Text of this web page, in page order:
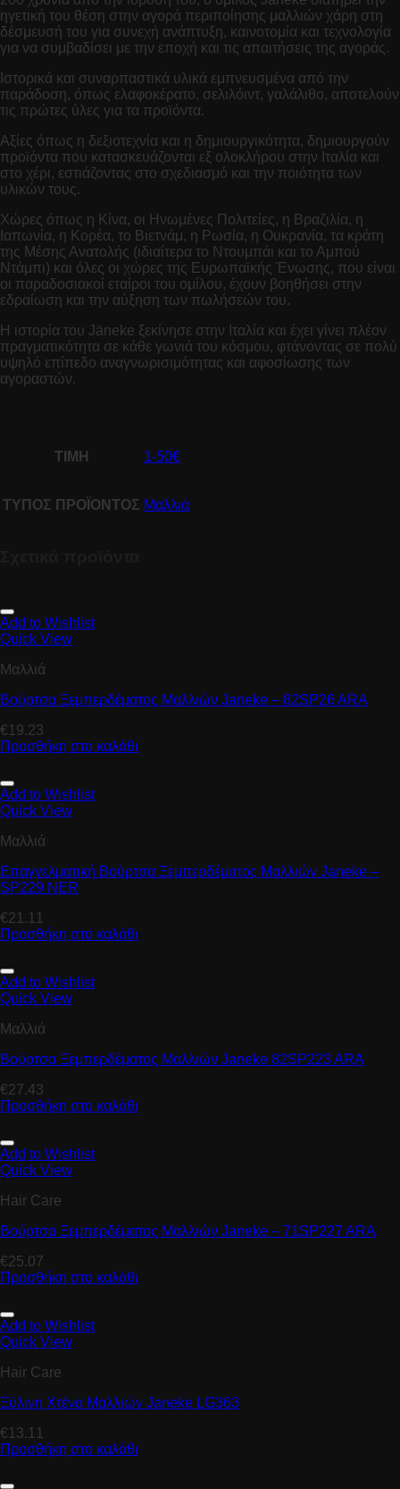
ηγετική του θέση στην αγορά περιποίησης μαλλιών χάρη στη
δέσμευσή του για συνεχή ανάπτυξη, καινοτομία και τεχνολογία
για να συμβαδίσει με την εποχή και τις απαιτήσεις της αγοράς.
Ιστορικά και συναρπαστικά υλικά εμπνευσμένα από την
παράδοση, όπως ελαφοκέρατο, σελιλόιντ, γαλάλιθο, αποτελούν
τις πρώτες ύλες για τα προϊόντα.
Αξίες όπως η δεξιοτεχνία και η δημιουργικότητα, δημιουργούν
προϊόντα που κατασκευάζονται εξ ολοκλήρου στην Ιταλία και
στο χέρι, εστιάζοντας στο σχεδιασμό και την ποιότητα των
υλικών τους.
Χώρες όπως η Κίνα, οι Ηνωμένες Πολιτείες, η Βραζιλία, η
Ιαπωνία, η Κορέα, το Βιετνάμ, η Ρωσία, η Ουκρανία, τα κράτη
της Μέσης Ανατολής (ιδιαίτερα το Ντουμπάι και το Αμπού
Ντάμπι) και όλες οι χώρες της Ευρωπαϊκής Ένωσης, που είναι
οι παραδοσιακοί εταίροι του ομίλου, έχουν βοηθήσει στην
εδραίωση και την αύξηση των πωλήσεών του.
Η ιστορία του Jäneke ξεκίνησε στην Ιταλία και έχει γίνει πλέον
πραγματικότητα σε κάθε γωνιά του κόσμου, φτάνοντας σε πολύ
υψηλό επίπεδο αναγνωρισιμότητας και αφοσίωσης των
αγοραστών.
ΤΙΜΗ 1-50€
ΤΥΠΟΣ ΠΡΟΪΟΝΤΟΣ Μαλλιά
Add to Wishlist
Quick View
Μαλλιά
Βούρτσα Ξεμπερδέματος Μαλλιών Janeke – 82SP26 ARA
€19.23
Προσθήκη στο καλάθι
Add to Wishlist
Quick View
Μαλλιά
Επαγγελματική Βούρτσα Ξεμπερδέματος Μαλλιών Janeke –
SP229 NER
€21.11
Προσθήκη στο καλάθι
Add to Wishlist
Quick View
Μαλλιά
Βούρτσα Ξεμπερδέματος Μαλλιών Janeke 82SP223 ARA
€27.43
Προσθήκη στο καλάθι
Add to Wishlist
Quick View
Hair Care
Βούρτσα Ξεμπερδέματος Μαλλιών Janeke – 71SP227 ARA
€25.07
Προσθήκη στο καλάθι
Add to Wishlist
Quick View
Hair Care
Ξύλινη Χτένα Μαλλιών Janeke LG363
€13.11
Προσθήκη στο καλάθι